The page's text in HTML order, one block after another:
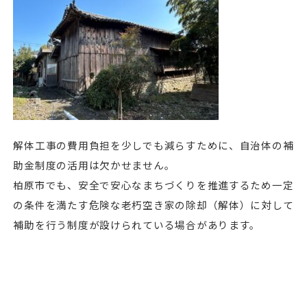
解体工事の費用負担を少しでも減らすために、自治体の補
助金制度の活用は欠かせません。
柏原市でも、安全で安心なまちづくりを推進するため一定
の条件を満たす危険な老朽空き家の除却（解体）に対して
補助を行う制度が設けられている場合があります。